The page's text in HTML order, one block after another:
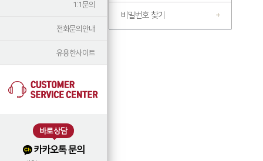
1:1문의
전화문의안내
유용한사이트
바로상담
카카오톡 문의
비밀번호 찾기